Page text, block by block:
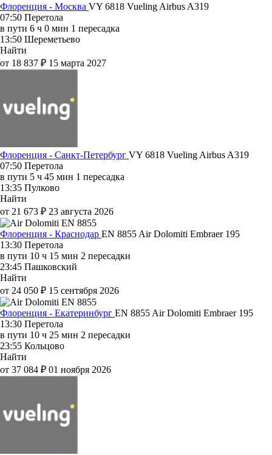
Флоренция - Москва VY 6818 Vueling Airbus A319
07:50 Перетола
в пути 6 ч 0 мин 1 пересадка
13:50 Шереметьево
Найти
от 18 837 ₽ 15 марта 2027
Флоренция - Санкт-Петербург VY 6818 Vueling Airbus A319
07:50 Перетола
в пути 5 ч 45 мин 1 пересадка
13:35 Пулково
Найти
от 21 673 ₽ 23 августа 2026
Флоренция - Краснодар EN 8855 Air Dolomiti Embraer 195
13:30 Перетола
в пути 10 ч 15 мин 2 пересадки
23:45 Пашковский
Найти
от 24 050 ₽ 15 сентября 2026
Флоренция - Екатеринбург EN 8855 Air Dolomiti Embraer 195
13:30 Перетола
в пути 10 ч 25 мин 2 пересадки
23:55 Кольцово
Найти
от 37 084 ₽ 01 ноября 2026